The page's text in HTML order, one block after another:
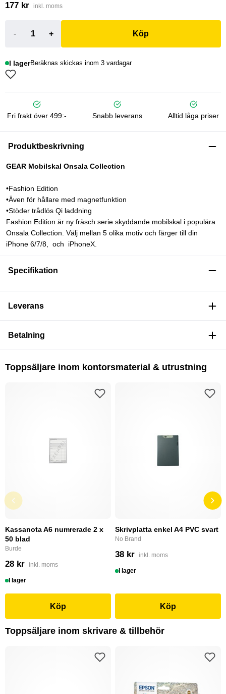
177 kr inkl. moms
- + Köp
I lagerBeräknas skickas inom 3 vardagar
Fri frakt över 499:- Snabb leverans Alltid låga priser
Produktbeskrivning
GEAR Mobilskal Onsala Collection
•Fashion Edition
•Även för hållare med magnetfunktion
•Stöder trådlös Qi laddning
Fashion Edition är ny fräsch serie skyddande mobilskal i populära
Onsala Collection. Välj mellan 5 olika motiv och färger till din
iPhone 6/7/8, och iPhoneX.
Specifikation
Leverans
Betalning
Toppsäljare inom kontorsmaterial & utrustning
Kassanota A6 numrerade 2 x
50 blad
Burde
28 kr inkl. moms
I lager
Köp
Skrivplatta enkel A4 PVC svart
No Brand
38 kr inkl. moms
I lager
Köp
Toppsäljare inom skrivare & tillbehör